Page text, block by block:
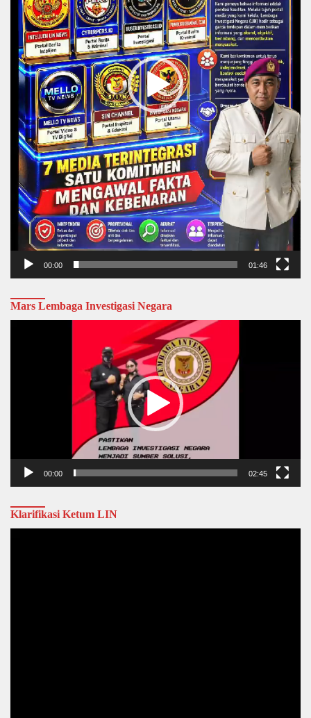
00:00 01:46
Mars Lembaga Investigasi Negara
00:00 02:45
Klarifikasi Ketum LIN